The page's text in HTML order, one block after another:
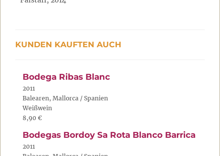
KUNDEN KAUFTEN AUCH
Bodega Ribas Blanc
2011
Balearen, Mallorca / Spanien
Weißwein
8,90 €
Bodegas Bordoy Sa Rota Blanco Barrica
2011